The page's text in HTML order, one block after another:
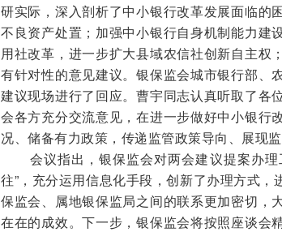
研实际，深入剖析了中小银行改革发展面临的
不良资产处置；加强中小银行自身机制能力建
用社改革，进一步扩大县域农信社创新自主权
有针对性的意见建议。银保监会城市银行部、
建议现场进行了回应。曹宇同志认真听取了各
会各方充分交流意见，在进一步做好中小银行
况、储备有力政策，传递监管政策导向、展现
会议指出，银保监会对两会建议提案办理
往”，充分运用信息化手段，创新了办理方式
保监会、属地银保监局之间的联系更加密切，
在在的成效。下一步，银保监会将按照座谈会